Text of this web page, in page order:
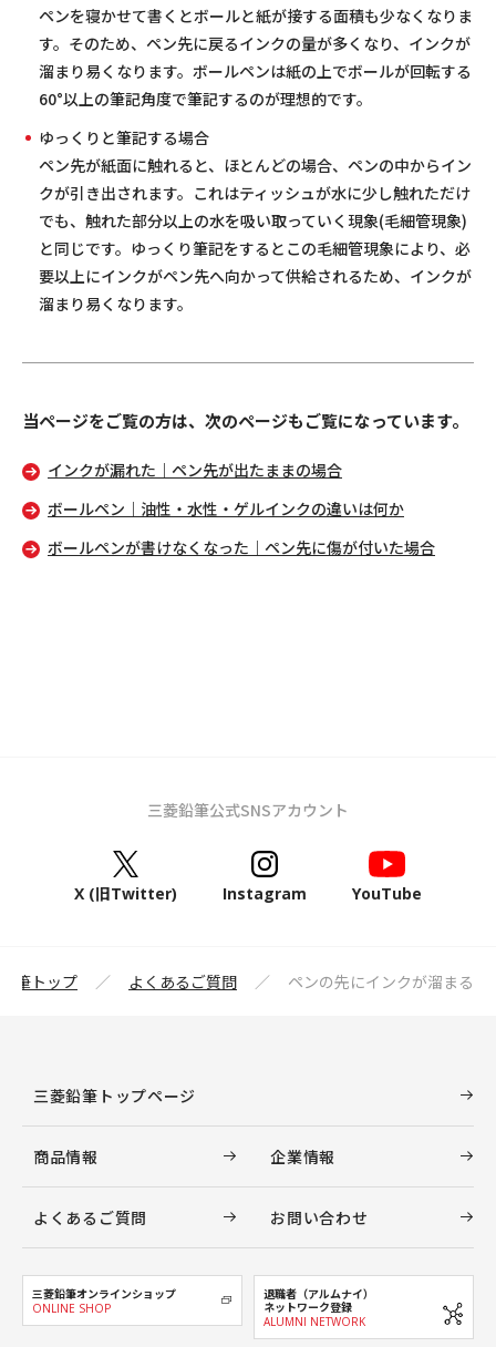
ペンを寝かせて書くとボールと紙が接する面積も少なくなりま
す。そのため、ペン先に戻るインクの量が多くなり、インクが
溜まり易くなります。ボールペンは紙の上でボールが回転する
60°以上の筆記角度で筆記するのが理想的です。
ゆっくりと筆記する場合
ペン先が紙面に触れると、ほとんどの場合、ペンの中からイン
クが引き出されます。これはティッシュが水に少し触れただけ
でも、触れた部分以上の水を吸い取っていく現象(毛細管現象)
と同じです。ゆっくり筆記をするとこの毛細管現象により、必
要以上にインクがペン先へ向かって供給されるため、インクが
溜まり易くなります。
当ページをご覧の方は、次のページもご覧になっています。
インクが漏れた｜ペン先が出たままの場合
ボールペン｜油性・水性・ゲルインクの違いは何か
ボールペンが書けなくなった｜ペン先に傷が付いた場合
三菱鉛筆公式SNSアカウント
X (旧Twitter) Instagram YouTube
筆トップ よくあるご質問 ペンの先にインクが溜まる
三菱鉛筆トップページ
商品情報 企業情報
よくあるご質問 お問い合わせ
三菱鉛筆オンラインショップ
ONLINE SHOP
退職者（アルムナイ）
ネットワーク登録
ALUMNI NETWORK